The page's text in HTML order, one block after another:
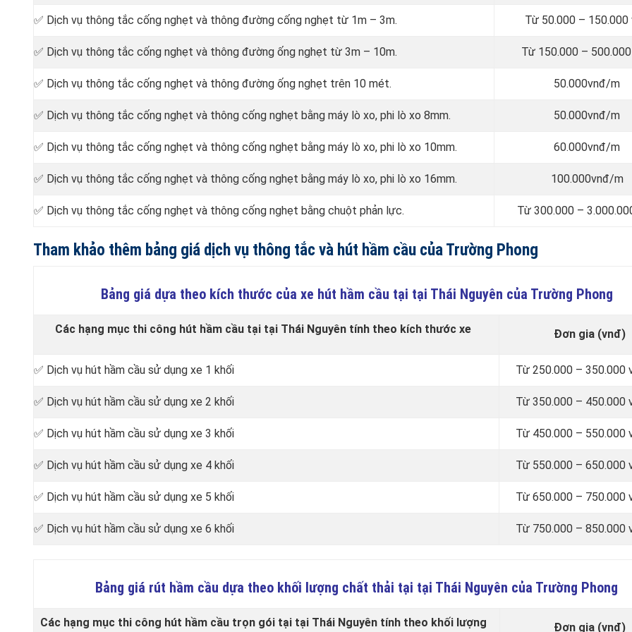
✅ Dịch vụ thông tắc cống nghẹt và thông đường cống nghẹt từ 1m – 3m. Từ 50.000 – 150.000
✅ Dịch vụ thông tắc cống nghẹt và thông đường ống nghẹt từ 3m – 10m. Từ 150.000 –
✅ Dịch vụ thông tắc cống nghẹt và thông đường ống nghẹt trên 10 mét. 50.000vnđ/m
✅ Dịch vụ thông tắc cống nghẹt và thông cống nghẹt bằng máy lò xo, phi lò xo 8mm. 50.000vnđ/m
✅ Dịch vụ thông tắc cống nghẹt và thông cống nghẹt bằng máy lò xo, phi lò xo 10mm. 60.000vnđ/m
✅ Dịch vụ thông tắc cống nghẹt và thông cống nghẹt bằng máy lò xo, phi lò xo 16mm. 100.000vnđ/m
✅ Dịch vụ thông tắc cống nghẹt và thông cống nghẹt bằng chuột phản lực. Từ 300.000 –
Tham khảo thêm bảng giá dịch vụ thông tắc và hút hầm cầu của Trường Phong
Bảng giá dựa theo kích thước của xe hút hầm cầu tại tại Thái Nguyên của Trường Phong
Các hạng mục thi công hút hầm cầu tại tại Thái Nguyên tính theo kích thước xe Đơn gia (vnđ)
✅ Dịch vụ hút hầm cầu sử dụng xe 1 khối Từ 250.000 – 350.000
✅ Dịch vụ hút hầm cầu sử dụng xe 2 khối Từ 350.000 – 450.000
✅ Dịch vụ hút hầm cầu sử dụng xe 3 khối Từ 450.000 – 550.000
✅ Dịch vụ hút hầm cầu sử dụng xe 4 khối Từ 550.000 – 650.000
✅ Dịch vụ hút hầm cầu sử dụng xe 5 khối Từ 650.000 – 750.000
✅ Dịch vụ hút hầm cầu sử dụng xe 6 khối Từ 750.000 – 850.000
Bảng giá rút hầm cầu dựa theo khối lượng chất thải tại tại Thái Nguyên của Trường Phong
Các hạng mục thi công hút hầm cầu trọn gói tại tại Thái Nguyên tính theo khối lượng Đơn gia (vnđ)